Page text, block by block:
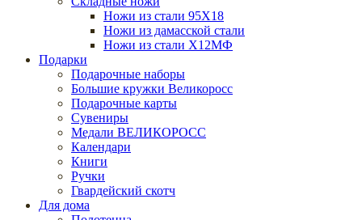
Ножи из стали 95X18
Ножи из дамасской стали
Ножи из стали Х12МФ
Подарки
Подарочные наборы
Большие кружки Великоросс
Подарочные карты
Сувениры
Медали ВЕЛИКОРОСС
Календари
Книги
Ручки
Гвардейский скотч
Для дома